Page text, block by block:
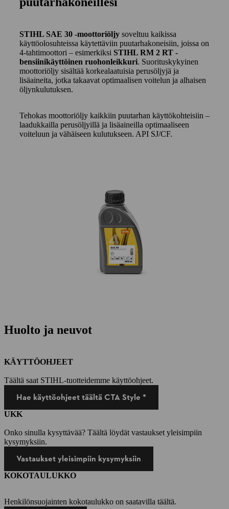
STIHL SAE 30 -moottoriöljy soveltuu kaikissa
käyttöolosuhteissa käytettäviin puutarhakoneisiin, joissa on
4-tahtimoottori – esimerkiksi STIHL RM 2 RT -
bensiinikäyttöinen ruohonleikkuri. Suorituskykyinen
moottoriöljy sisältää korkealaatuisia perusöljyjä ja
lisäaineita, jotka takaavat optimaalisen voitelun ja alhaisen
öljynkulutuksen.
Tehokas moottoriöljy kaikkiin puutarhan käyttökohteisiin –
laadukkailla perusöljyillä ja lisäaineilla optimaaliseen
voiteluun ja vähäiseen kulutukseen. API SJ/CF.
Huolto ja neuvot
KÄYTTÖOHJEET
Täältä saat STIHL-tuotteidemme käyttöohjeet.
Hae käyttöohjeet täältä CTA Style *
UKK
Onko sinulla kysyttävää? Täältä löydät vastaukset yleisimpiin
kysymyksiin.
Vastaukset yleisimpiin kysymyksiin
KOKOTAULUKKO
Henkilönsuojainten kokotaulukko on saatavilla täältä.